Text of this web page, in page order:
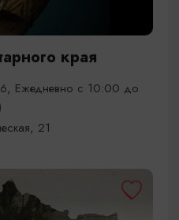
края
Ежедневно с 10:00 до
21